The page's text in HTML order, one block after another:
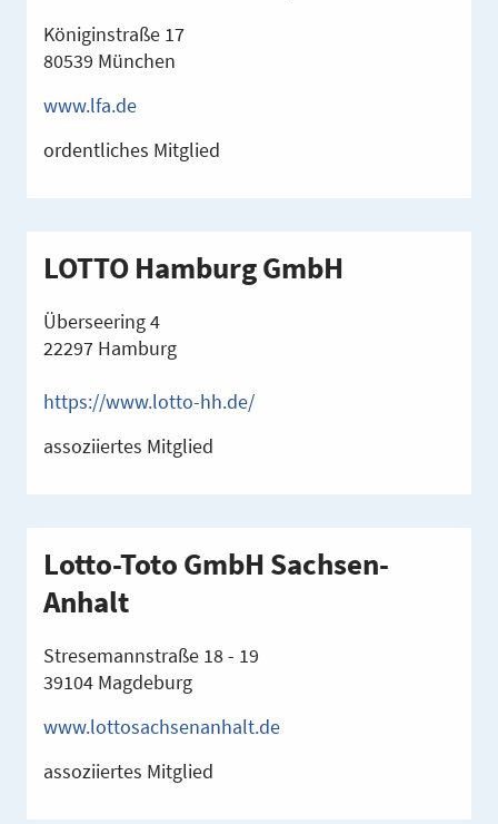
Königinstraße 17
80539 München
www.lfa.de
ordentliches Mitglied
LOTTO Hamburg GmbH
Überseering 4
22297 Hamburg
https://www.lotto-hh.de/
assoziiertes Mitglied
Lotto-Toto GmbH Sachsen-
Anhalt
Stresemannstraße 18 - 19
39104 Magdeburg
www.lottosachsenanhalt.de
assoziiertes Mitglied